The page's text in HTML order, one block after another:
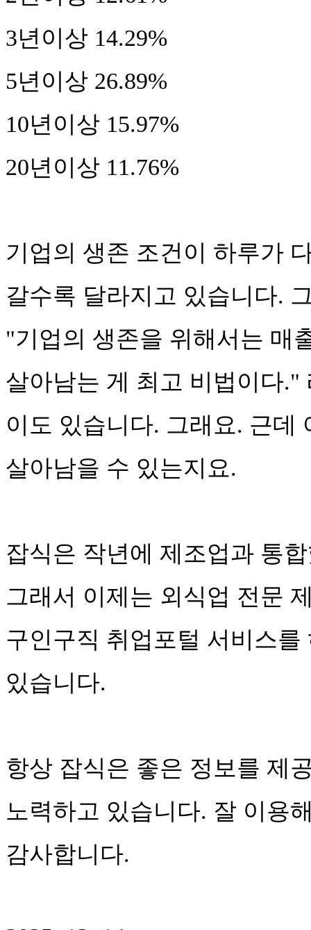
3년이상 14.29%
5년이상 26.89%
10년이상 15.97%
20년이상 11.76%
기업의 생존 조건이 하루가
갈수록 달라지고 있습니다.
"기업의 생존을 위해서는 매
살아남는 게 최고 비법이다."
이도 있습니다. 그래요. 근데
살아남을 수 있는지요.
잡식은 작년에 제조업과 통
그래서 이제는 외식업 전문
구인구직 취업포털 서비스를
있습니다.
항상 잡식은 좋은 정보를 제
노력하고 있습니다. 잘 이용
감사합니다.